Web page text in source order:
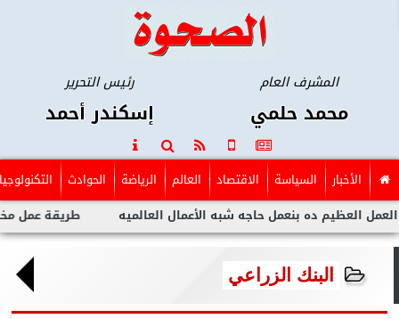
المشرف العام
محمد حلمي
رئيس التحرير
إسكندر أحمد
الأخبار السياسة الاقتصاد العالم الرياضة الحوادث التكنولوجيا
طريقة عمل مخلل الجزر ده بنعمل حاجه شبه الأعمال العالميه
البنك الزراعي